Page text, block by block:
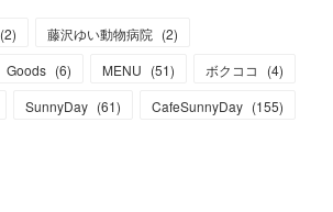
(2) 藤沢ゆい動物病院 (2)
Goods (6) MENU (51) ボクココ (4)
SunnyDay (61) CafeSunnyDay (155)